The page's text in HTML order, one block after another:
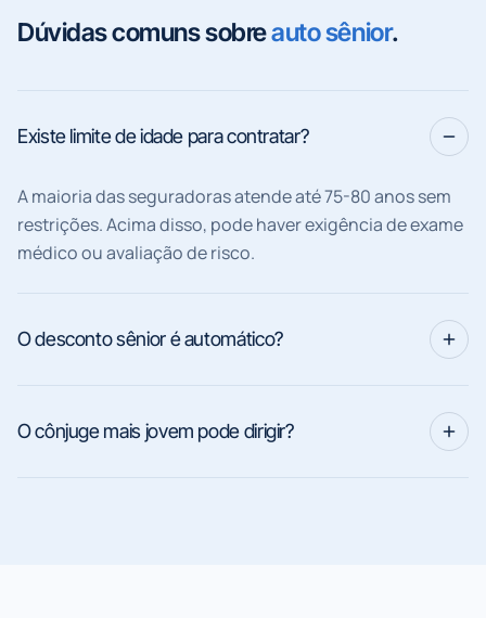
Dúvidas comuns sobreauto sênior.
Existe limite de idade para contratar?
A maioria das seguradoras atende até 75-80 anos sem
restrições. Acima disso, pode haver exigência de exame
médico ou avaliação de risco.
O desconto sênior é automático?
O cônjuge mais jovem pode dirigir?